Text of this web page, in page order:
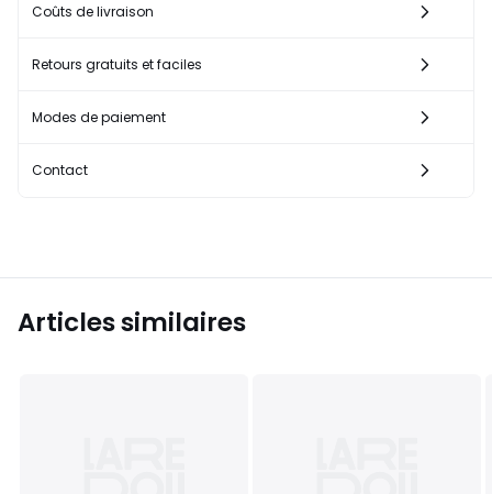
Coûts de livraison
Retours gratuits et faciles
Modes de paiement
Contact
Articles similaires